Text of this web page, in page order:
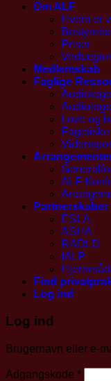
Om ALF
Hvem er
Priser
Vedtægter
Medlemskab
Faglige
Love og
ALF
Partnerskaber
ESLA
ASHA
RADLD
IALP
Find
Log ind
Log ind
Brugernavn eller e-
Adgangskode *